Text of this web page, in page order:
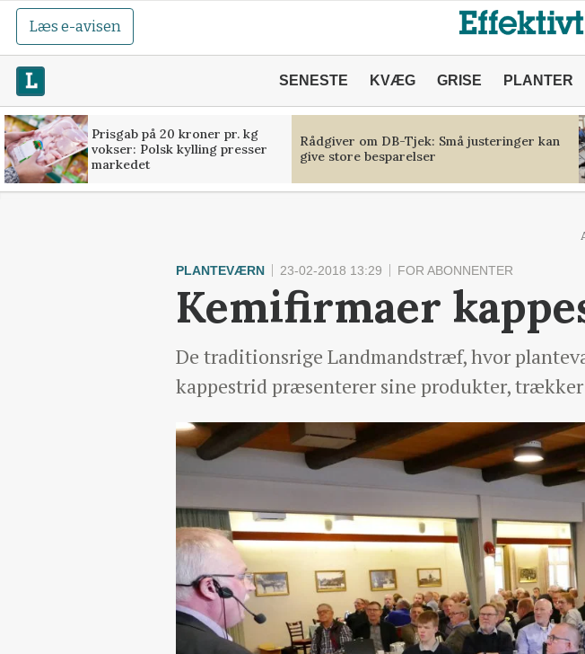
Læs e-avisen
SENESTE KVÆG GRISE PLANTER
Prisgab på 20 kroner pr. kg
vokser: Polsk kylling presser
markedet
Rådgiver om DB-Tjek: Små justeringer kan
give store besparelser
PLANTEVÆRN 23-02-2018 13:29 FOR ABONNENTER
Kemifirmaer
De traditionsrige Landmandstræf, hvor
kappestrid præsenterer sine produkter,